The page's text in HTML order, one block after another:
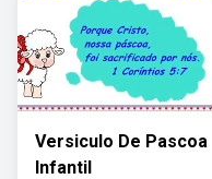
Versiculo De Pascoa
Infantil